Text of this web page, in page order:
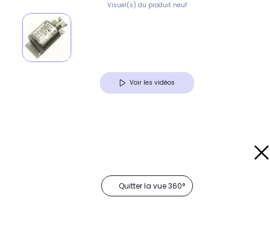
Visuel(s) du produit neuf
Voir les vidéos
Quitter la vue 360°